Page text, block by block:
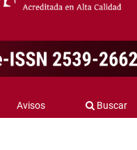
Avisos Buscar